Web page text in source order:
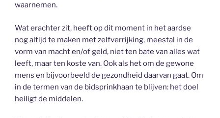
waarnemen.
Wat erachter zit, heeft op dit moment in het aardse
nog altijd te maken met zelfverrijking, meestal in de
vorm van macht en/of geld, niet ten bate van alles wat
leeft, maar ten koste van. Ook als het om de gewone
mens en bijvoorbeeld de gezondheid daarvan gaat. Om
in de termen van de bidsprinkhaan te blijven: het doel
heiligt de middelen.